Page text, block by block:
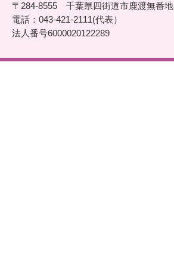
〒284-8555 千葉県四街道市鹿渡無番地
電話：043-421-2111(代表）
法人番号6000020122289